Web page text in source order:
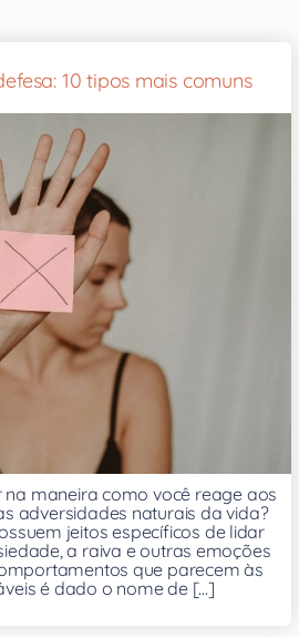
10 tipos mais comuns
maneira como você reage aos
adversidades naturais da vida?
jeitos específicos de lidar
a raiva e outras emoções
que parecem às
é dado o nome de [...]